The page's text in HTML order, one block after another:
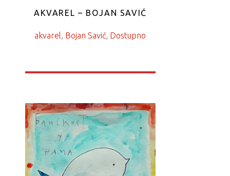
AKVAREL – BOJAN SAVIĆ
akvarel Bojan Savić Dostupno